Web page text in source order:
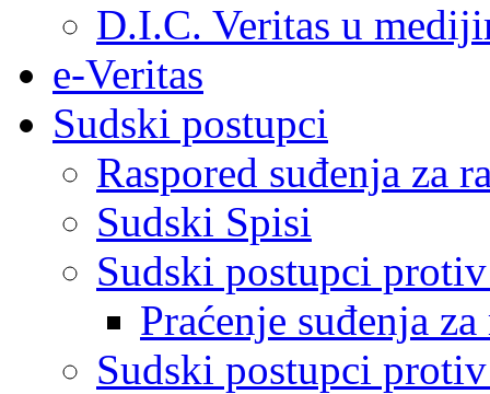
D.I.C. Veritas u
e-Veritas
Sudski postupci
Raspored suđenja za
Sudski Spisi
Sudski postupci
Praćenje suđenja
Sudski postupci